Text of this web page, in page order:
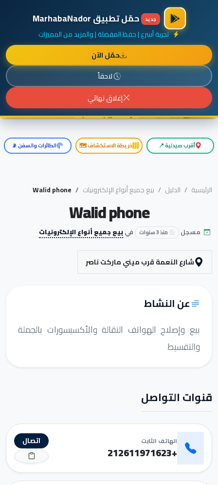
أضف نشاطك مجاناً
جديد حمّل تطبيق MarhabaNador
تجربة أسرع | حفظ المفضلة | والمزيد من المميزات
حمّل الآن
لاحقاً
إغلاق نهائي
إعلان ممول المزيد حول هذا الإعلان
أقرب صيدلية 📍 خريطة الاستكشاف 🗺️ الطائرات والسفن 📡
الرئيسية الدليل بيع جميع أنواع الإلكترونيات Walid phone
Walid phone
مسجل منذ 3 سنوات فيبيع جميع أنواع الإلكترونيات
شارع النعمة قرب ميني ماركت ناصر
عن النشاط
بيع وإصلاح الهواتف النقالة والأكسيسورات بالجملة
والتقسيط
قنوات التواصل
الهاتف الثابت
+212611971623
اتصال